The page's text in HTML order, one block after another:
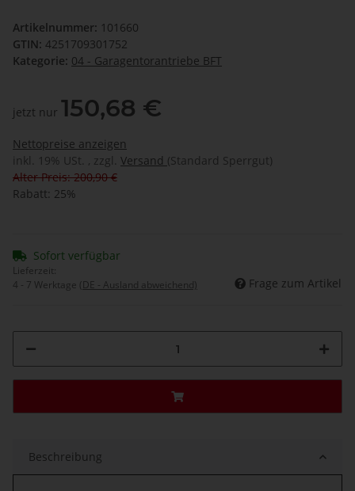
Artikelnummer: 101660
GTIN: 4251709301752
Kategorie: 04 - Garagentorantriebe BFT
jetzt nur 150,68 €
Nettopreise anzeigen
inkl. 19% USt. , zzgl. Versand (Standard Sperrgut)
Alter Preis: 200,90 €
Rabatt: 25%
Sofort verfügbar
Lieferzeit:
4 - 7 Werktage (DE - Ausland abweichend) Frage zum Artikel
Beschreibung